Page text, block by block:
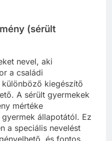
(sérült
nevel, aki
a családi
kiegészítő
A sérült gyermekek
mértéke
állapotától. Ez
a speciális nevelést
és fontos,